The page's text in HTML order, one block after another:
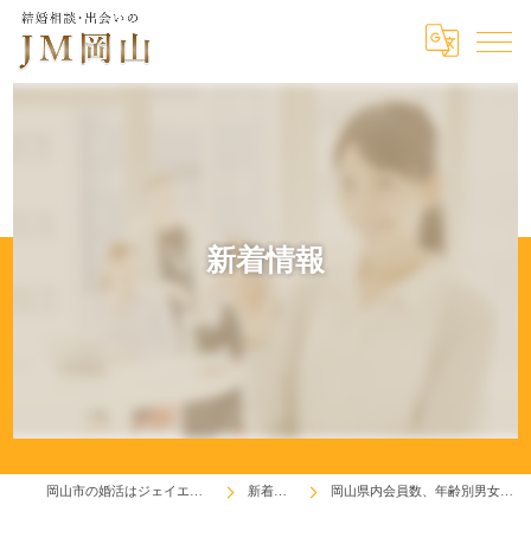
新着情報
新着情報 岡山県内会員数、年齢別男女比は！